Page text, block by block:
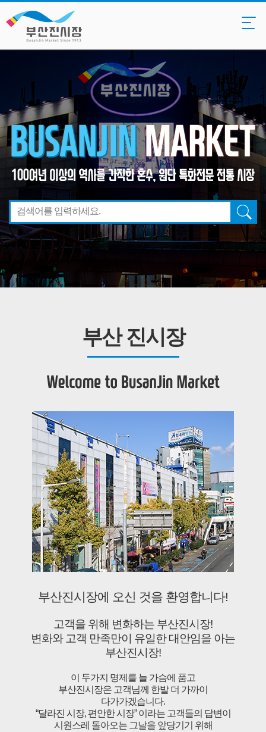
부산 진시장
부산진시장에 오신 것을 환영합니다!
고객을 위해 변화하는 부산진시장!
변화와 고객 만족만이 유일한 대안임을 아는
부산진시장!
이 두가지 명제를 늘 가슴에 품고
부산진시장은 고객님께 한발 더 가까이
다가가겠습니다.
“달라진 시장, 편안한 시장” 이라는 고객들의 답변이
시원스레 돌아오는 그날을 앞당기기 위해